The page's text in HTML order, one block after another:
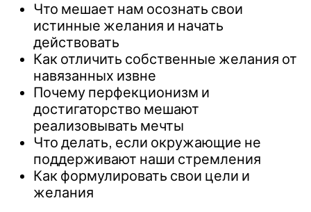
Что мешает нам осознать свои
истинные желания и начать
действовать
Как отличить собственные желания от
навязанных извне
Почему перфекционизм и
достигаторство мешают
реализовывать мечты
Что делать, если окружающие не
поддерживают наши стремления
Как формулировать свои цели и
желания